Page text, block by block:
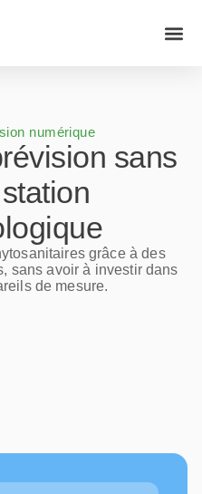
numérique
sans
grâce à des
sans avoir à investir dans
de mesure.